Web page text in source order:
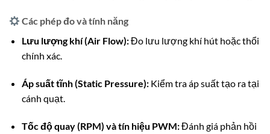
Các phép đo và tính năng
Lưu lượng khí (Air Flow):Đo lưu lượng khí hút hoặc thổi
chính xác.
Áp suất tĩnh (Static Pressure):Kiểm tra áp suất tạo ra tại
cánh quạt.
Tốc độ quay (RPM) và tín hiệu PWM:Đánh giá phản hồi